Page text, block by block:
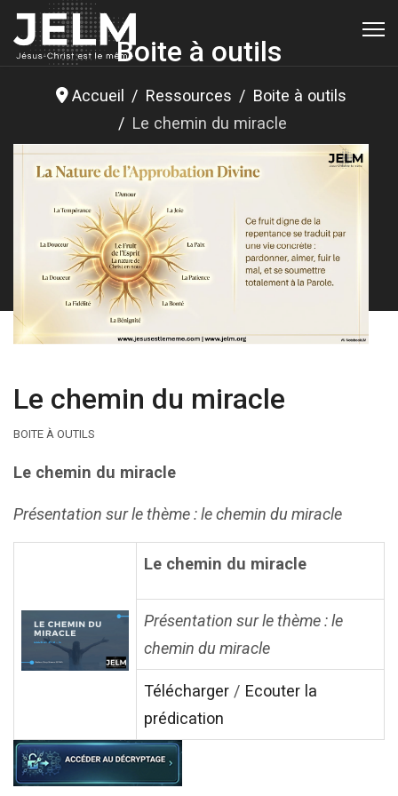
Boite à outils
Accueil Ressources
Boite à outils
Le chemin du miracle
Le chemin du miracle
BOITE À OUTILS
Le chemin du miracle
Présentation sur le thème : le chemin du miracle
Le chemin du miracle
Présentation sur le thème : le
chemin du miracle
Télécharger / Ecouter la
prédication